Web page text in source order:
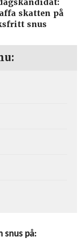
skatten på
snus
snus på: